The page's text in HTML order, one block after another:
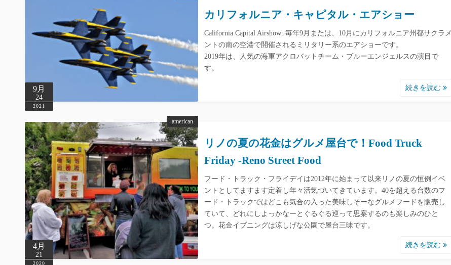
9月
24
2021
カリフォルニア・キャピタル・エアショー
California Capital Airshow: 毎年9月または、10月にカリフォルニア州都サクラメ
ントの南の空港で開催されるミリタリー系のエアショーです。
2019年は、人気の海軍アクロバットチーム・ブルーエンジェルスの演目で
す。
続きを読む
american
4月
21
2020
リノの夏の花金はグルメ屋台で！Food Truck
Friday -Reno Street Food
フード・トラック・フライデイは2012年に始まって以来リノの夏の恒例イベ
ントとしてますます定着し年々活気づいてきています。40を超える台数のフ
ード・トラックではどこも気合の入った美味しそーなグルメフードを販売し
ていて、どれにしよっかなーとぐるぐる巡って思案するのも楽しみのひと
つ。花金イブニングは涼しげな公園で屋台三昧です。
続きを読む